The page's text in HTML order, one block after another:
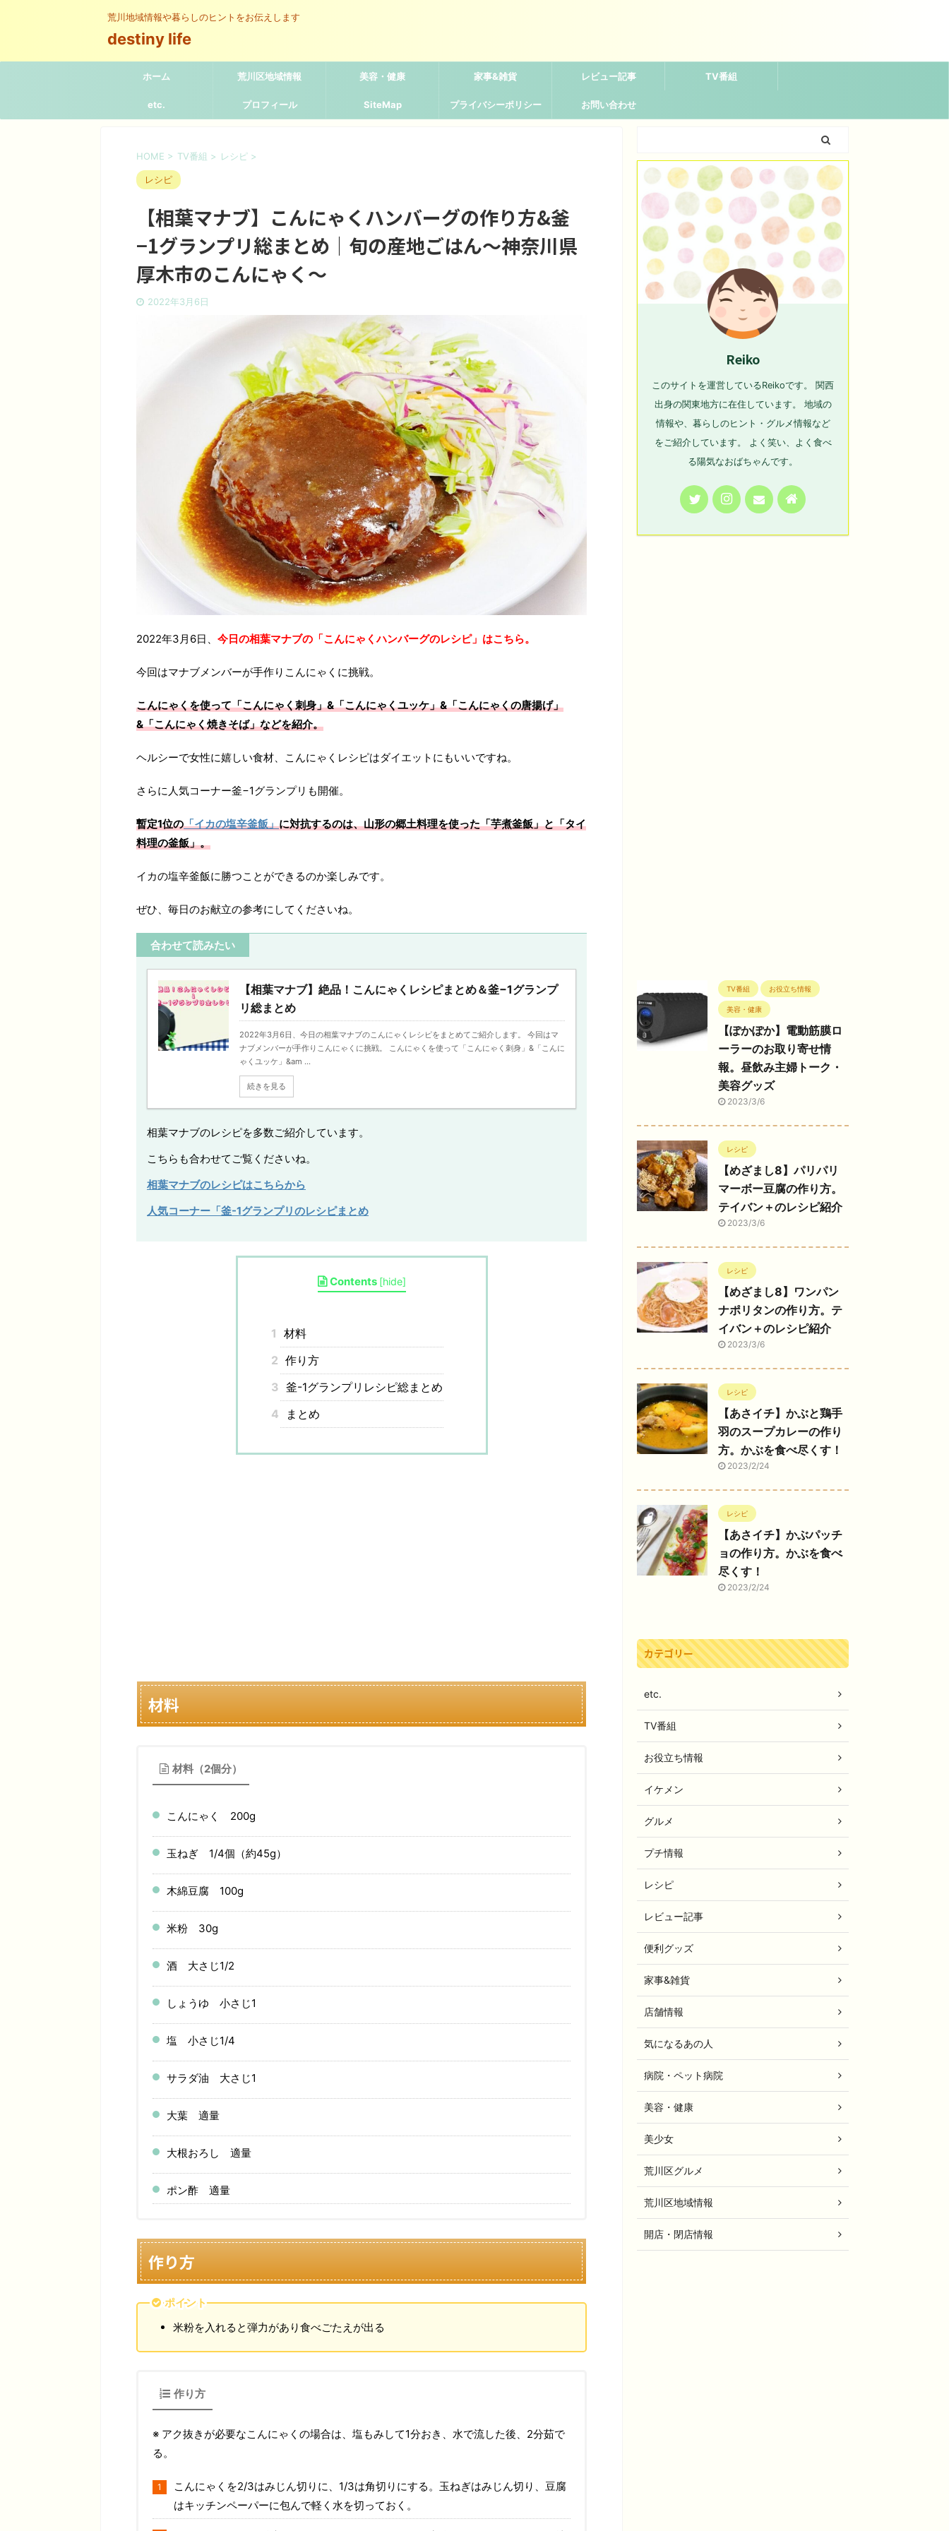
荒川地域情報や暮らしのヒントをお伝えします
destiny life
ホーム 荒川区地域情報 美容・健康 家事&雑貨 レビュー記事 TV番組
etc. プロフィール SiteMap プライバシーポリシー お問い合わせ
HOME > TV番組 > レシピ >
レシピ
【相葉マナブ】こんにゃくハンバーグの作り方&釜
−1グランプリ総まとめ｜旬の産地ごはん〜神奈川県
厚木市のこんにゃく〜
2022年3月6日
2022年3月6日、 今日の相葉マナブの「こんにゃくハンバーグのレシピ」はこちら。
今回はマナブメンバーが手作りこんにゃくに挑戦。
こんにゃくを使って「こんにゃく刺身」&「こんにゃくユッケ」&「こんにゃくの唐揚げ」
&「こんにゃく焼きそば」などを紹介。
ヘルシーで女性に嬉しい食材、こんにゃくレシピはダイエットにもいいですね。
さらに人気コーナー釜−1グランプリも開催。
暫定1位の「イカの塩辛釜飯」に対抗するのは、山形の郷土料理を使った「芋煮釜飯」と「タイ
料理の釜飯」。
イカの塩辛釜飯に勝つことができるのか楽しみです。
ぜひ、毎日のお献立の参考にしてくださいね。
合わせて読みたい
【相葉マナブ】絶品！こんにゃくレシピまとめ＆釜−1グランプ
リ総まとめ
2022年3月6日、今日の相葉マナブのこんにゃくレシピをまとめてご紹介します。 今回はマ
ナブメンバーが手作りこんにゃくに挑戦。 こんにゃくを使って「こんにゃく刺身」&「こんに
ゃくユッケ」&am ...
続きを見る
相葉マナブのレシピを多数ご紹介しています。
こちらも合わせてご覧くださいね。
相葉マナブのレシピはこちらから
人気コーナー「釜-1グランプリのレシピまとめ
Contents [hide]
1 材料
2 作り方
3 釜-1グランプリレシピ総まとめ
4
まとめ
材料
材料（2個分）
こんにゃく 200g
玉ねぎ 1/4個（約45g）
木綿豆腐 100g
米粉 30g
酒 大さじ1/2
しょうゆ 小さじ1
塩 小さじ1/4
サラダ油 大さじ1
大葉 適量
大根おろし 適量
ポン酢 適量
作り方
ポイント
米粉を入れると弾力があり食べごたえが出る
作り方
※ アク抜きが必要なこんにゃくの場合は、塩もみして1分おき、水で流した後、2分茹で
る。
こんにゃくを2/3はみじん切りに、1/3は角切りにする。玉ねぎはみじん切り、豆腐
はキッチンペーパーに包んで軽く水を切っておく。
Reiko
このサイトを運営しているReikoです。 関西
出身の関東地方に在住しています。 地域の
情報や、暮らしのヒント・グルメ情報など
をご紹介しています。 よく笑い、よく食べ
る陽気なおばちゃんです。
TV番組 お役立ち情報
美容・健康
【ぽかぽか】電動筋膜ロ
ーラーのお取り寄せ情
報。昼飲み主婦トーク・
美容グッズ
2023/3/6
レシピ
【めざまし8】パリパリ
マーボー豆腐の作り方。
テイバン＋のレシピ紹介
2023/3/6
レシピ
【めざまし8】ワンパン
ナポリタンの作り方。テ
イバン＋のレシピ紹介
2023/3/6
レシピ
【あさイチ】かぶと鶏手
羽のスープカレーの作り
方。かぶを食べ尽くす！
2023/2/24
レシピ
【あさイチ】かぶパッチ
ョの作り方。かぶを食べ
尽くす！
2023/2/24
カテゴリー
etc.
TV番組
お役立ち情報
イケメン
グルメ
プチ情報
レシピ
レビュー記事
便利グッズ
家事&雑貨
店舗情報
気になるあの人
病院・ペット病院
美容・健康
美少女
荒川区グルメ
荒川区地域情報
開店・閉店情報